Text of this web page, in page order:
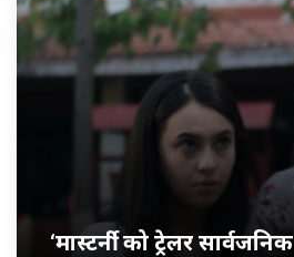
‘मास्टर्नी’ को ट्रेलर सार्वजनिक